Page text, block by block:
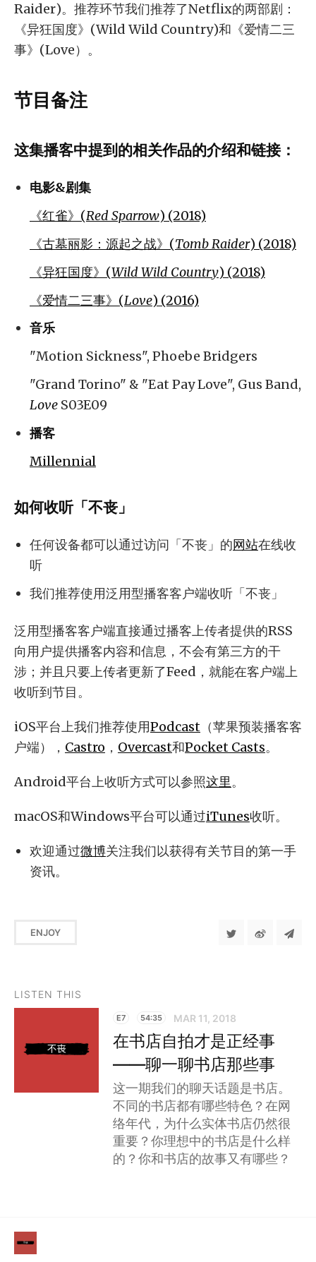
Raider)。推荐环节我们推荐了Netflix的两部剧：
《异狂国度》(Wild Wild Country)和《爱情二三
事》(Love）。
节目备注
这集播客中提到的相关作品的介绍和链接：
电影&剧集
《红雀》(Red Sparrow) (2018)
《古墓丽影：源起之战》(Tomb Raider) (2018)
《异狂国度》(Wild Wild Country) (2018)
《爱情二三事》(Love) (2016)
音乐
"Motion Sickness", Phoebe Bridgers
"Grand Torino" & "Eat Pay Love", Gus Band,
Love S03E09
播客
Millennial
如何收听「不丧」
任何设备都可以通过访问「不丧」的网站在线收
听
我们推荐使用泛用型播客客户端收听「不丧」
泛用型播客客户端直接通过播客上传者提供的RSS
向用户提供播客内容和信息，不会有第三方的干
涉；并且只要上传者更新了Feed，就能在客户端上
收听到节目。
iOS平台上我们推荐使用Podcast （苹果预装播客客
户端）， Castro ， Overcast和Pocket Casts。
Android平台上收听方式可以参照这里。
macOS和Windows平台可以通过iTunes收听。
欢迎通过微博关注我们以获得有关节目的第一手
资讯。
ENJOY
LISTEN THIS
E7 54:35 MAR 11, 2018
在书店自拍才是正经事
——聊一聊书店那些事
这一期我们的聊天话题是书店。
不同的书店都有哪些特色？在网
络年代，为什么实体书店仍然很
重要？你理想中的书店是什么样
的？你和书店的故事又有哪些？